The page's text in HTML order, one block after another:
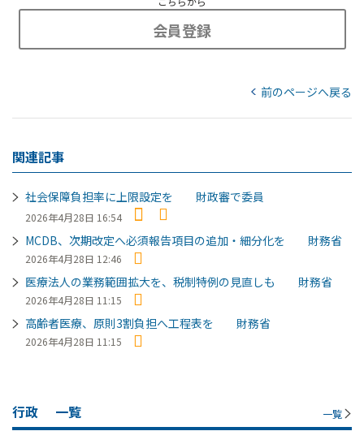
会員登録
前のページへ戻る
関連記事
社会保障負担率に上限設定を 財政審で委員
2026年4月28日 16:54
MCDB、次期改定へ必須報告項目の追加・細分化を 財務省
2026年4月28日 12:46
医療法人の業務範囲拡大を、税制特例の見直しも 財務省
2026年4月28日 11:15
高齢者医療、原則3割負担へ工程表を 財務省
2026年4月28日 11:15
行政 一覧 一覧